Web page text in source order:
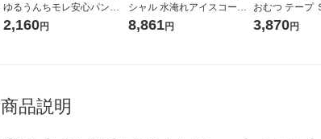
ゆるうんちモレ安心パンツ S
サイズ（4〜8kg）1パック
（54枚）男女共用 ユニ・チ
2,160円
シャル 水淹れアイスコーヒ
ーバッグ 1セット（24袋入×
2箱）
8,861円
おむつ テープ
g〜8kg）1セッ
2パック）ユニ
3,870円
商品説明